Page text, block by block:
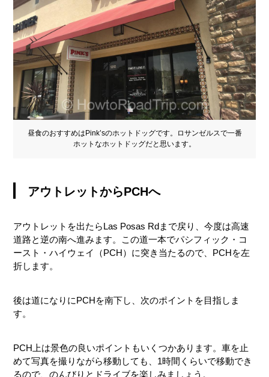
昼食のおすすめはPink’sのホットドッグです。ロサンゼルスで一番
ホットなホットドッグだと思います。
アウトレットからPCHへ
アウトレットを出たらLas Posas Rdまで戻り、今度は高速
道路と逆の南へ進みます。この道一本でパシフィック・コ
ースト・ハイウェイ（PCH）に突き当たるので、PCHを左
折します。
後は道になりにPCHを南下し、次のポイントを目指しま
す。
PCH上は景色の良いポイントもいくつかあります。車を止
めて写真を撮りながら移動しても、1時間くらいで移動でき
るので、のんびりとドライブを楽しみましょう。